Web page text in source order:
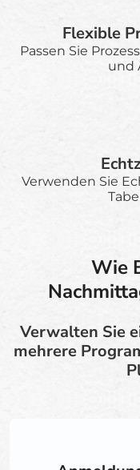
Flexible
Passen Sie
und
Verwenden Sie
Wie
Verwalten Sie
mehrere